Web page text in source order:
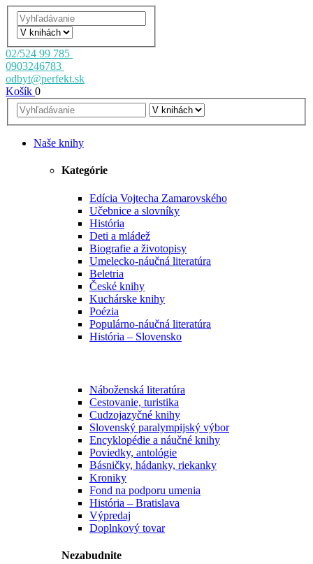
02/524 99 785
0903246783
odbyt@perfekt.sk
Košík 0
Naše knihy
Kategórie
Edícia Vojtecha Zamarovského
Učebnice a slovníky
História
Deti a mládež
Biografie a životopisy
Umelecko-náučná literatúra
Beletria
České knihy
Kuchárske knihy
Poézia
Populárno-náučná literatúra
História – Slovensko
Náboženská literatúra
Cestovanie, turistika
Cudzojazyčné knihy
Slovenský paralympijský výbor
Encyklopédie a náučné knihy
Poviedky, antológie
Básničky, hádanky, riekanky
Kroniky
Fond na podporu umenia
História – Bratislava
Výpredaj
Doplnkový tovar
Nezabudnite